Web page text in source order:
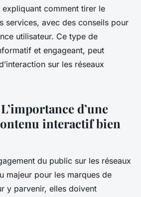
comment tirer le
services, avec des conseils pour
utilisateur. Ce type de
et engageant, peut
sur les réseaux
d’une
interactif bien
du public sur les réseaux
majeur pour les marques de
y parvenir, elles doivent